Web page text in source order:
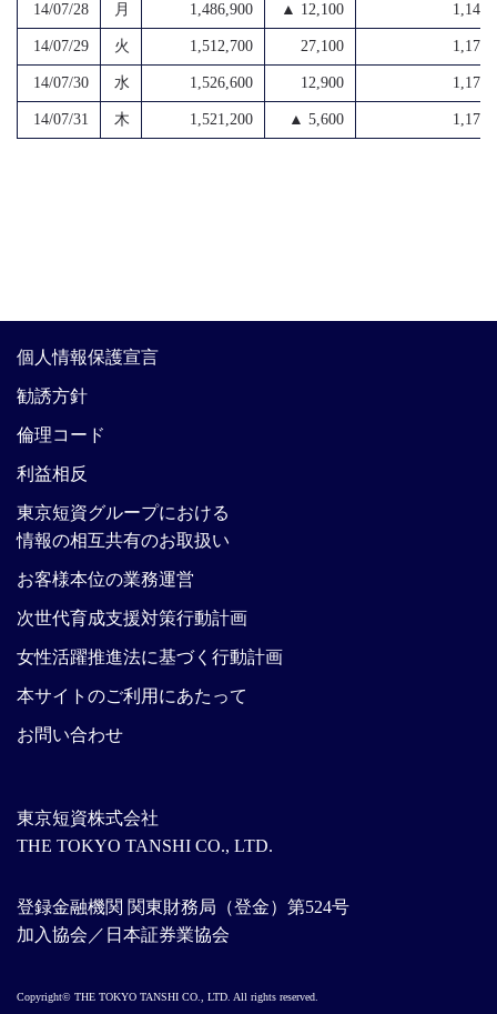
14/07/28 月 1,486,900 ▲ 12,100
14/07/29 火 1,512,700 27,100
14/07/30 水 1,526,600 12,900
14/07/31 木 1,521,200 ▲ 5,600
東京短資株式会社
THE TOKYO TANSHI CO., LTD.
登録金融機関 関東財務局（登金）第524号
加入協会／日本証券業協会
個人情報保護宣言
勧誘方針
倫理コード
利益相反
東京短資グループにおける
情報の相互共有のお取扱い
お客様本位の業務運営
次世代育成支援対策行動計画
女性活躍推進法に基づく行動計画
本サイトのご利用にあたって
お問い合わせ
Copyright© THE TOKYO TANSHI CO., LTD. All rights reserved.